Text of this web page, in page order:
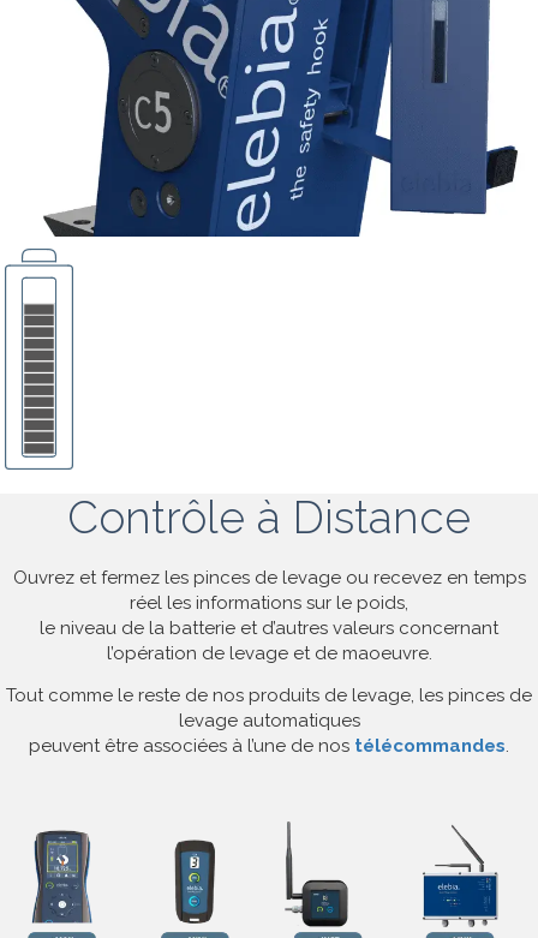
Contrôle à Distance
Ouvrez et fermez les pinces de levage ou recevez en temps
réel les informations sur le poids,
le niveau de la batterie et d’autres valeurs concernant
l’opération de levage et de maoeuvre.
Tout comme le reste de nos produits de levage, les pinces de
levage automatiques
peuvent être associées à l’une de nos télécommandes